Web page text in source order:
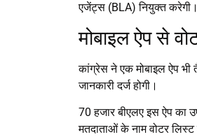
एजेंट्स (BLA) नियुक्त करेगी।
मोबाइल ऐप से
कांग्रेस ने एक मोबाइल ऐप भी
जानकारी दर्ज होगी।
70 हजार बीएलए इस ऐप का
मतदाताओं के नाम वोटर लिस्ट